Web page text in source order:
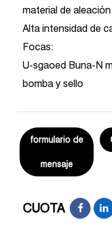
material de
Alta intensidad de
Focas:
U-sgaoed Buna-N
bomba y sello
formulario de
mensaje
CUOTA